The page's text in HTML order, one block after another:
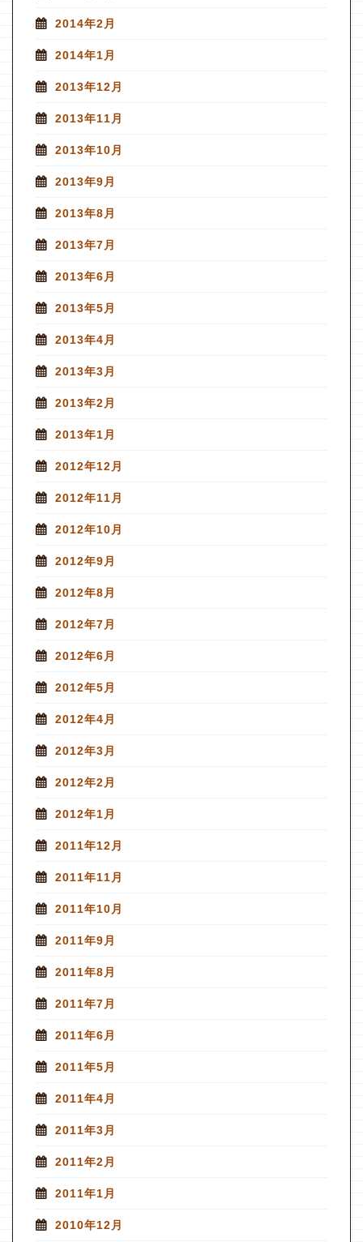
2014年2月
2014年1月
2013年12月
2013年11月
2013年10月
2013年9月
2013年8月
2013年7月
2013年6月
2013年5月
2013年4月
2013年3月
2013年2月
2013年1月
2012年12月
2012年11月
2012年10月
2012年9月
2012年8月
2012年7月
2012年6月
2012年5月
2012年4月
2012年3月
2012年2月
2012年1月
2011年12月
2011年11月
2011年10月
2011年9月
2011年8月
2011年7月
2011年6月
2011年5月
2011年4月
2011年3月
2011年2月
2011年1月
2010年12月